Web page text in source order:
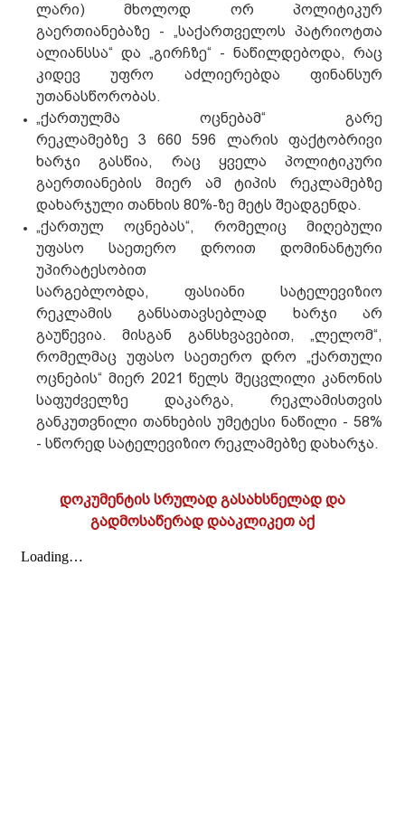
ლარი) მხოლოდ ორ პოლიტიკურ
გაერთიანებაზე - „საქართველოს პატრიოტთა
ალიანსსა“ და „გირჩზე“ - ნაწილდებოდა, რაც
კიდევ უფრო აძლიერებდა ფინანსურ
უთანასწორობას.
„ქართულმა ოცნებამ“ გარე
რეკლამებზე 3 660 596 ლარის ფაქტობრივი
ხარჯი გასწია, რაც ყველა პოლიტიკური
გაერთიანების მიერ ამ ტიპის რეკლამებზე
დახარჯული თანხის 80%-ზე მეტს შეადგენდა.
„ქართულ ოცნებას“, რომელიც მიღებული
უფასო საეთერო დროით დომინანტური
უპირატესობით
სარგებლობდა, ფასიანი სატელევიზიო
რეკლამის განსათავსებლად ხარჯი არ
გაუწევია. მისგან განსხვავებით, „ლელომ“,
რომელმაც უფასო საეთერო დრო „ქართული
ოცნების“ მიერ 2021 წელს შეცვლილი კანონის
საფუძველზე დაკარგა, რეკლამისთვის
განკუთვნილი თანხების უმეტესი ნაწილი - 58%
- სწორედ სატელევიზიო რეკლამებზე დახარჯა.
დოკუმენტის სრულად გასახსნელად და
გადმოსაწერად დააკლიკეთ აქ